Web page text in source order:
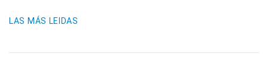
LAS MÁS LEIDAS